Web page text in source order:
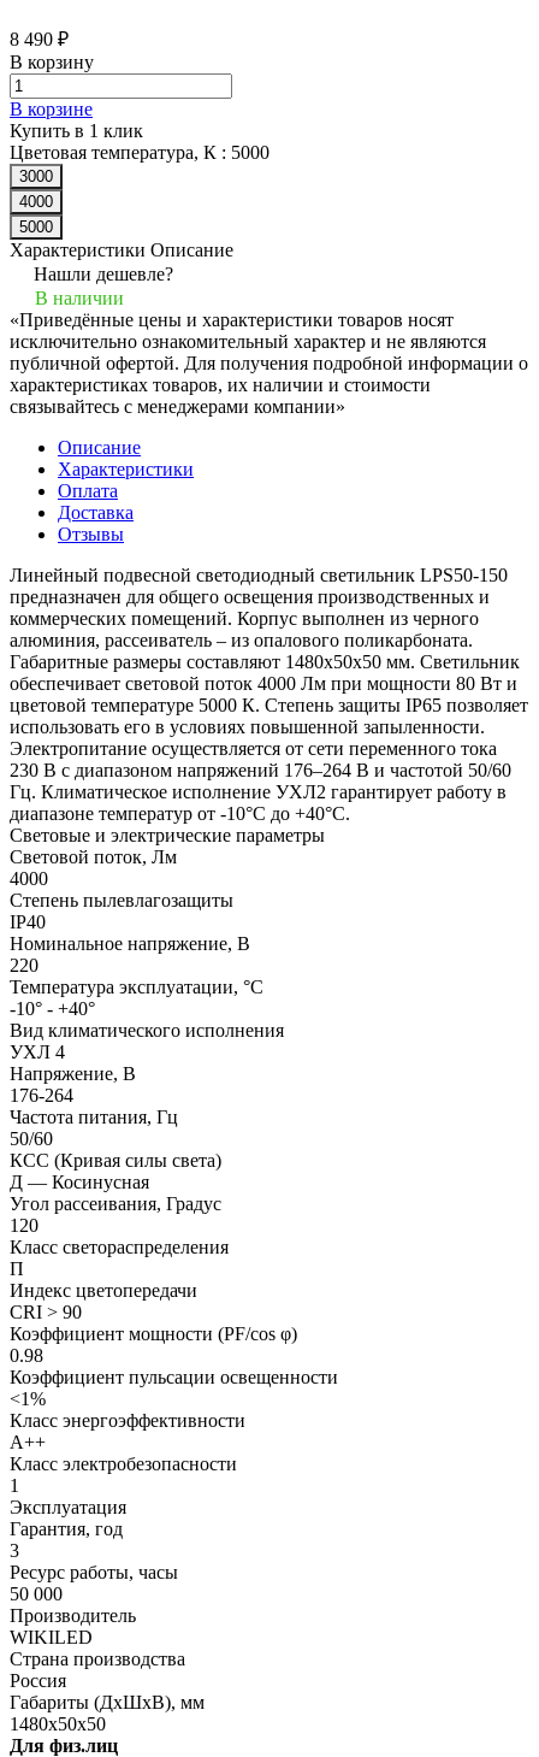
8 490 ₽
В корзину
В корзине
Купить в 1 клик
Цветовая температура, К : 5000
3000
4000
5000
Характеристики Описание
Нашли дешевле?
В наличии
«Приведённые цены и характеристики товаров носят
исключительно ознакомительный характер и не являются
публичной офертой. Для получения подробной информации о
характеристиках товаров, их наличии и стоимости
связывайтесь с менеджерами компании»
Описание
Характеристики
Оплата
Доставка
Отзывы
Линейный подвесной светодиодный светильник LPS50-150
предназначен для общего освещения производственных и
коммерческих помещений. Корпус выполнен из черного
алюминия, рассеиватель – из опалового поликарбоната.
Габаритные размеры составляют 1480x50x50 мм. Светильник
обеспечивает световой поток 4000 Лм при мощности 80 Вт и
цветовой температуре 5000 К. Степень защиты IP65 позволяет
использовать его в условиях повышенной запыленности.
Электропитание осуществляется от сети переменного тока
230 В с диапазоном напряжений 176–264 В и частотой 50/60
Гц. Климатическое исполнение УХЛ2 гарантирует работу в
диапазоне температур от -10°C до +40°C.
Световые и электрические параметры
Световой поток, Лм
4000
Степень пылевлагозащиты
IP40
Номинальное напряжение, В
220
Температура эксплуатации, °C
-10° - +40°
Вид климатического исполнения
УХЛ 4
Напряжение, В
176-264
Частота питания, Гц
50/60
КСС (Кривая силы света)
Д — Косинусная
Угол рассеивания, Градус
120
Класс светораспределения
П
Индекс цветопередачи
CRI > 90
Коэффициент мощности (PF/cos φ)
0.98
Коэффициент пульсации освещенности
<1%
Класс энергоэффективности
А++
Класс электробезопасности
1
Эксплуатация
Гарантия, год
3
Ресурс работы, часы
50 000
Производитель
WIKILED
Страна производства
Россия
Габариты (ДхШхВ), мм
1480х50х50
Для физ.лиц